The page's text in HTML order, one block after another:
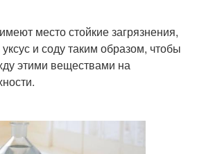
место стойкие загрязнения,
и соду таким образом, чтобы
этими веществами на